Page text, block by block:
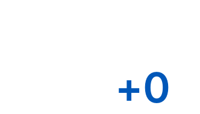
+0